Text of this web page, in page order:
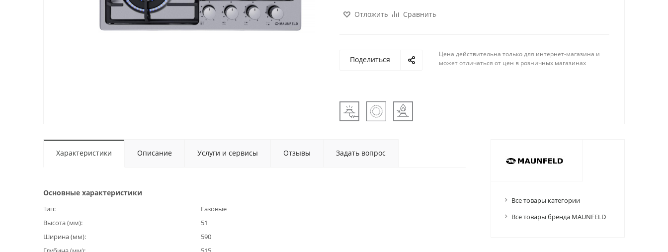
Отложить Сравнить
Поделиться
Цена действительна только для интернет-магазина и
может отличаться от цен в розничных магазинах
Характеристики Описание Услуги и сервисы Отзывы Задать вопрос
Основные характеристики
Тип
Газовые
Высота (мм)
51
Ширина (мм)
590
Все товары категории
Все товары бренда MAUNFELD